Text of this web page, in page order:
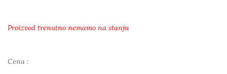
Proizvod trenutno nemamo na stanju
Cena :